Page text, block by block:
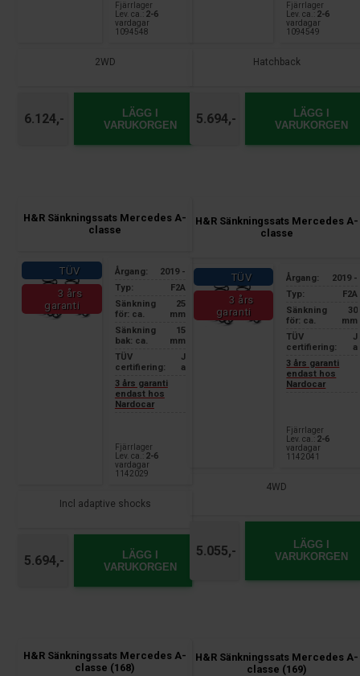
Fjärrlager
Lev. ca.:
2-6
vardagar
1094548
2WD
6.124,-
LÄGG I
VARUKORGEN
Fjärrlager
Lev. ca.: 2-6
vardagar
1094549
Hatchback
5.694,-
LÄGG I
VARUKORGEN
H&R Sänkningssats Mercedes A-
classe
TÜV
3 års
garanti
Årgang:
2019 -
Typ:
F2A
Sänkning
för: ca.
25
mm
Sänkning
bak: ca.
15
mm
TÜV
certifiering:
J
a
3 års garanti
endast hos
Nardocar
Fjärrlager
Lev. ca.:
2-6
vardagar
1142029
Incl adaptive shocks
5.694,-
LÄGG I
VARUKORGEN
H&R Sänkningssats Mercedes A-
classe
TÜV
3 års
garanti
Årgang:
2019 -
Typ:
F2A
Sänkning
för: ca.
30
mm
TÜV
certifiering:
J
a
3 års garanti
endast hos
Nardocar
Fjärrlager
Lev. ca.: 2-6
vardagar
1142041
4WD
5.055,-
LÄGG I
VARUKORGEN
H&R Sänkningssats Mercedes A-
classe (168)
H&R Sänkningssats Mercedes A-
classe (169)